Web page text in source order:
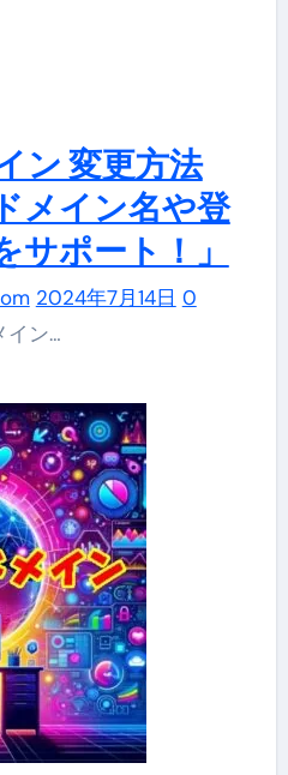
ン 変更方法
メイン名や登
サポート！」
2024年7月14日 0
イン…